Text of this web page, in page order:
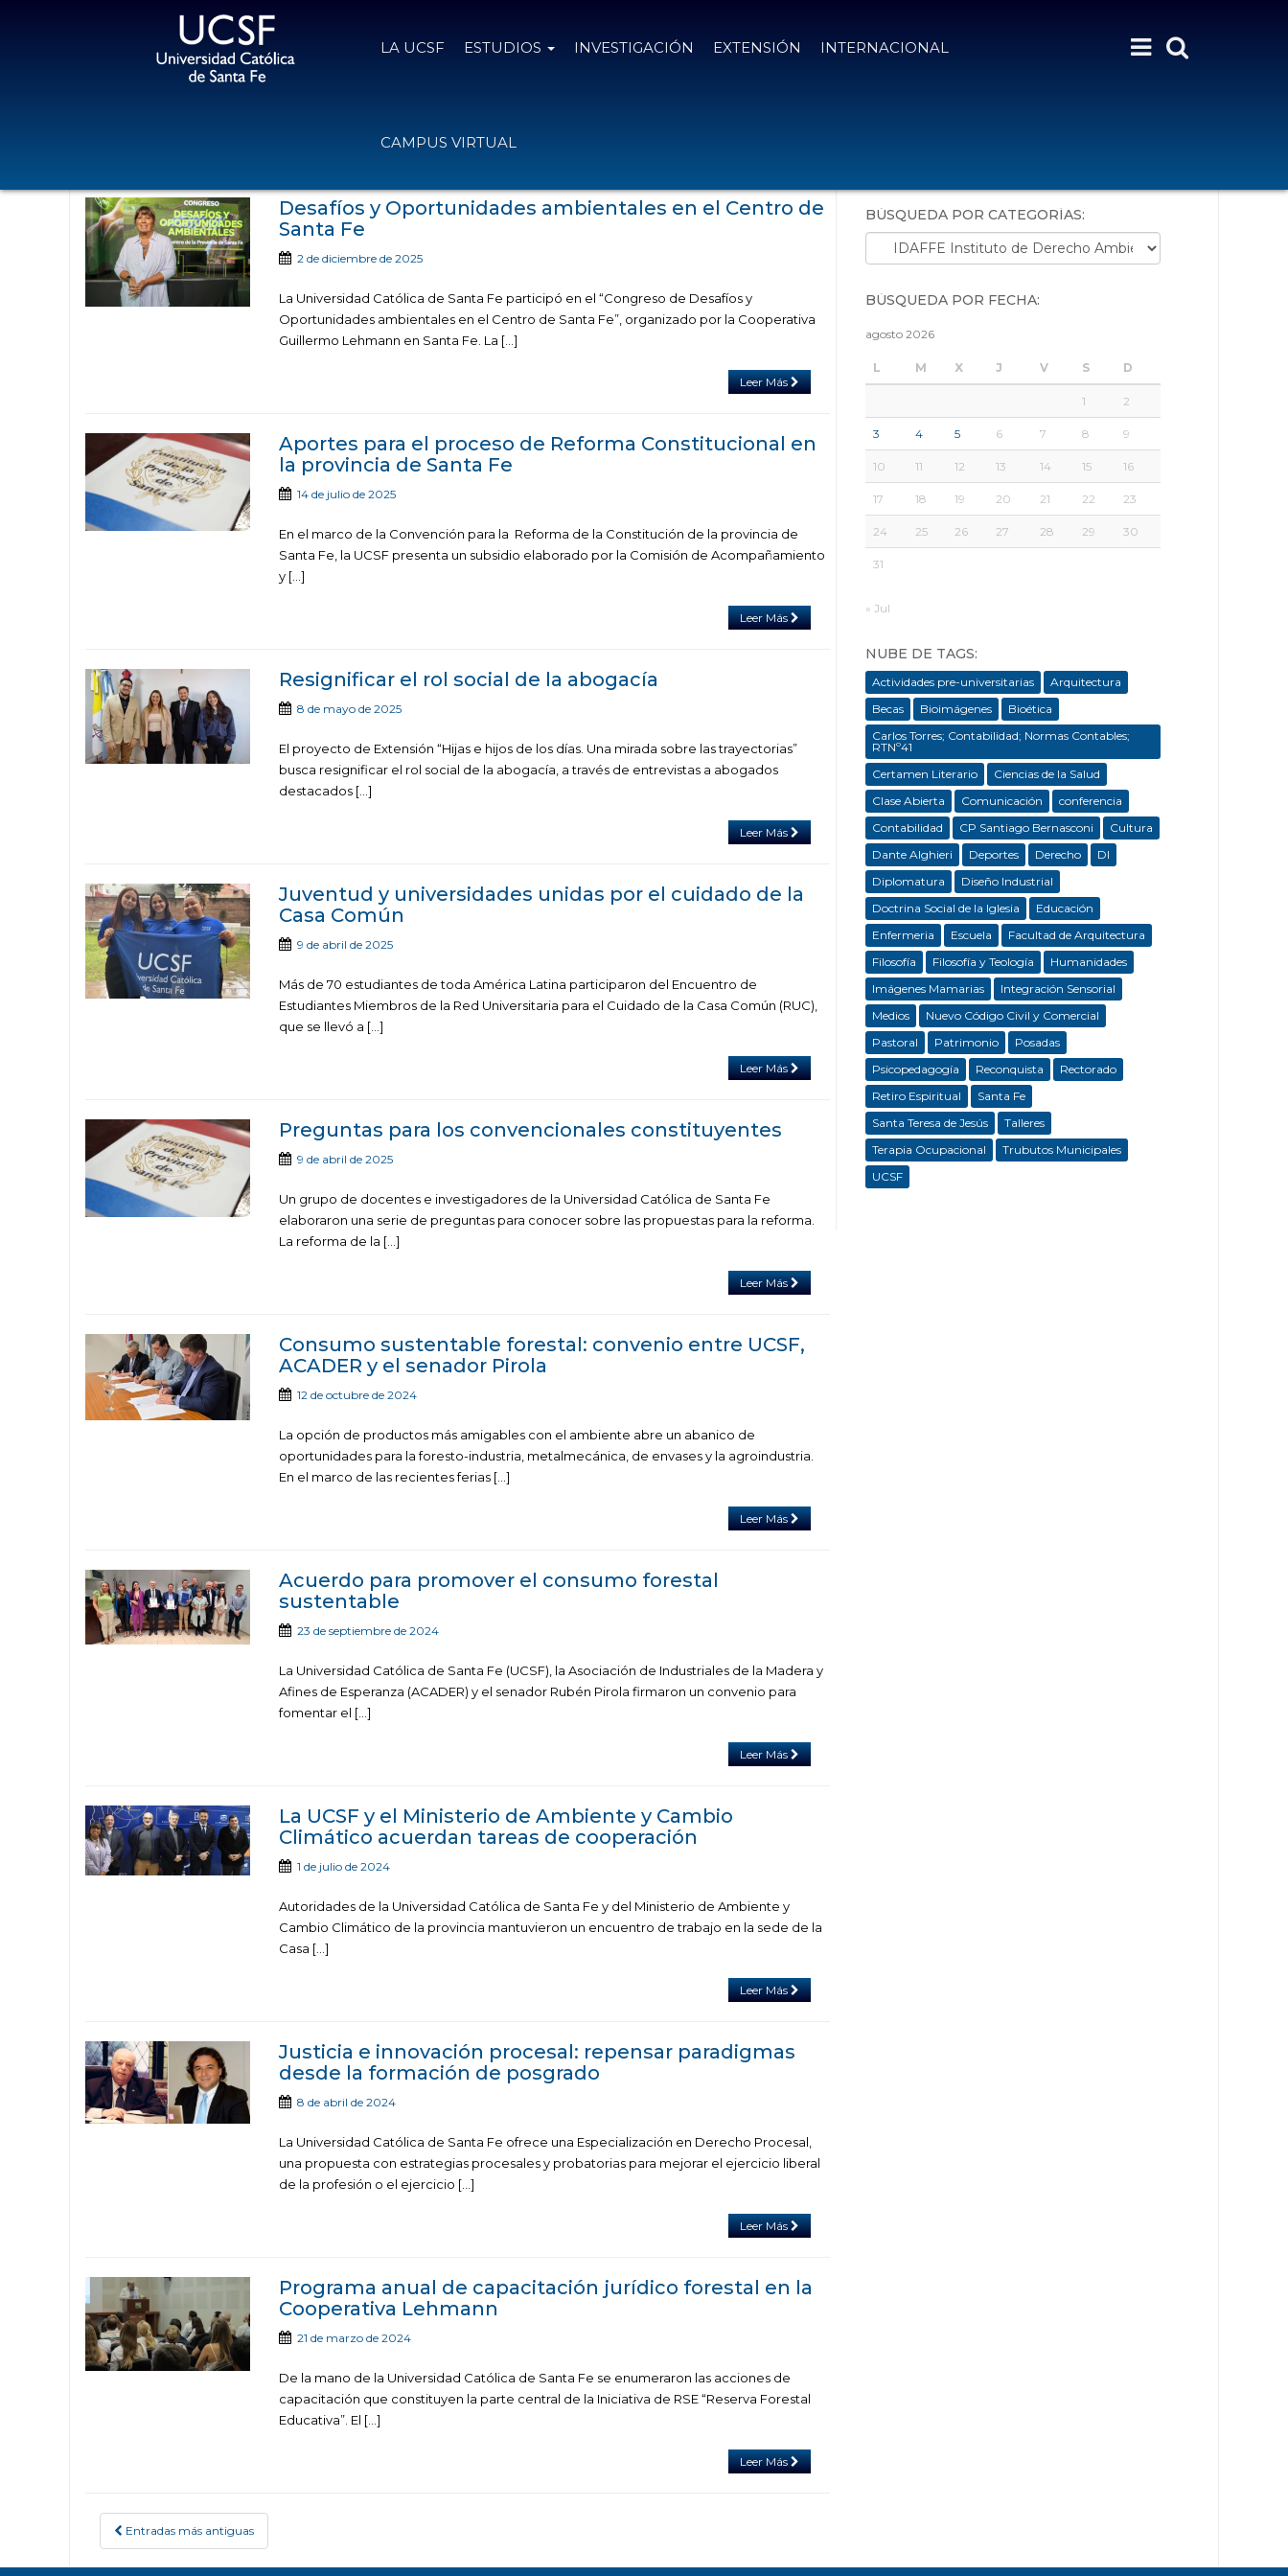
LA UCSF ESTUDIOS INVESTIGACIÓN EXTENSIÓN INTERNACIONAL
CAMPUS VIRTUAL
Ambiental, Forestal y Federal"
Desafíos y Oportunidades ambientales en el Centro de
Santa Fe
2 de diciembre de 2025
La Universidad Católica de Santa Fe participó en el “Congreso de Desafíos y
Oportunidades ambientales en el Centro de Santa Fe”, organizado por la Cooperativa
Guillermo Lehmann en Santa Fe. La […]
Leer Más
Aportes para el proceso de Reforma Constitucional en
la provincia de Santa Fe
14 de julio de 2025
En el marco de la Convención para la Reforma de la Constitución de la provincia de
Santa Fe, la UCSF presenta un subsidio elaborado por la Comisión de Acompañamiento
y […]
Leer Más
Resignificar el rol social de la abogacía
8 de mayo de 2025
El proyecto de Extensión “Hijas e hijos de los días. Una mirada sobre las trayectorias”
busca resignificar el rol social de la abogacía, a través de entrevistas a abogados
destacados […]
Leer Más
Juventud y universidades unidas por el cuidado de la
Casa Común
9 de abril de 2025
Más de 70 estudiantes de toda América Latina participaron del Encuentro de
Estudiantes Miembros de la Red Universitaria para el Cuidado de la Casa Común (RUC),
que se llevó a […]
Leer Más
Preguntas para los convencionales constituyentes
9 de abril de 2025
Un grupo de docentes e investigadores de la Universidad Católica de Santa Fe
elaboraron una serie de preguntas para conocer sobre las propuestas para la reforma.
La reforma de la […]
Leer Más
Consumo sustentable forestal: convenio entre UCSF,
ACADER y el senador Pirola
12 de octubre de 2024
La opción de productos más amigables con el ambiente abre un abanico de
oportunidades para la foresto-industria, metalmecánica, de envases y la agroindustria.
En el marco de las recientes ferias […]
Leer Más
Acuerdo para promover el consumo forestal
sustentable
23 de septiembre de 2024
La Universidad Católica de Santa Fe (UCSF), la Asociación de Industriales de la Madera y
Afines de Esperanza (ACADER) y el senador Rubén Pirola firmaron un convenio para
fomentar el […]
Leer Más
La UCSF y el Ministerio de Ambiente y Cambio
Climático acuerdan tareas de cooperación
1 de julio de 2024
Autoridades de la Universidad Católica de Santa Fe y del Ministerio de Ambiente y
Cambio Climático de la provincia mantuvieron un encuentro de trabajo en la sede de la
Casa […]
Leer Más
Justicia e innovación procesal: repensar paradigmas
desde la formación de posgrado
8 de abril de 2024
La Universidad Católica de Santa Fe ofrece una Especialización en Derecho Procesal,
una propuesta con estrategias procesales y probatorias para mejorar el ejercicio liberal
de la profesión o el ejercicio […]
Leer Más
Programa anual de capacitación jurídico forestal en la
Cooperativa Lehmann
21 de marzo de 2024
De la mano de la Universidad Católica de Santa Fe se enumeraron las acciones de
capacitación que constituyen la parte central de la Iniciativa de RSE “Reserva Forestal
Educativa”. El […]
Leer Más
POSTS NAVIGATION
Entradas más antiguas
BÚSQUEDA POR CATEGORÍAS:
Búsqueda por categorías:
BÚSQUEDA POR FECHA:
agosto 2026
L M X J V S D
1 2
3 4 5 6 7 8 9
10 11 12 13 14 15 16
17 18 19 20 21 22 23
24 25 26 27 28 29 30
31
« Jul
NUBE DE TAGS:
Actividades pre-universitarias
Arquitectura
Becas
Bioimágenes
Bioética
Carlos Torres; Contabilidad; Normas Contables;
RTNº41
Certamen Literario
Ciencias de la Salud
Clase Abierta
Comunicación
conferencia
Contabilidad
CP Santiago Bernasconi
Cultura
Dante Alghieri
Deportes Derecho
DI
Diplomatura
Diseño Industrial
Doctrina Social de la Iglesia
Educación
Enfermeria
Escuela
Facultad de Arquitectura
Filosofía
Filosofía y Teología
Humanidades
Imágenes Mamarias
Integración Sensorial
Medios
Nuevo Código Civil y Comercial
Pastoral
Patrimonio
Posadas
Psicopedagogía
Reconquista
Rectorado
Retiro Espiritual
Santa Fe
Santa Teresa de Jesús
Talleres
Terapia Ocupacional
Trubutos Municipales
UCSF